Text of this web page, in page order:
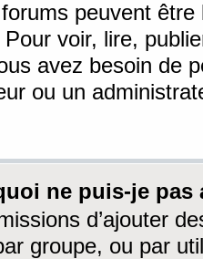
peuvent être
voir, lire,
avez besoin de
ou un
ne puis-je
d’ajouter
groupe, ou par